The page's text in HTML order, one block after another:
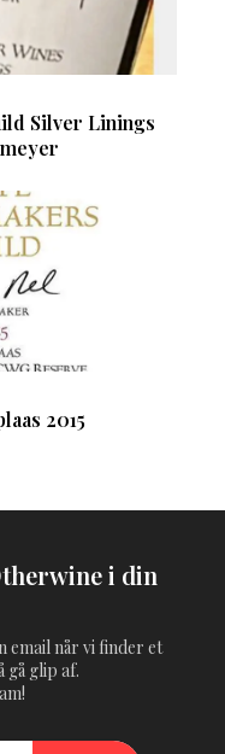
Silver Linings
2015
i din
email når vi finder et
gå glip af.